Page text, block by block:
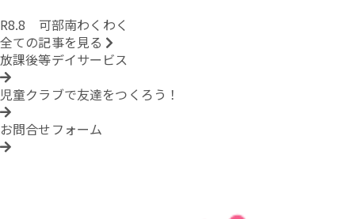
R8.8 可部南わくわく
全ての記事を見る
放課後等デイサービス
児童クラブで友達をつくろう！
お問合せフォーム